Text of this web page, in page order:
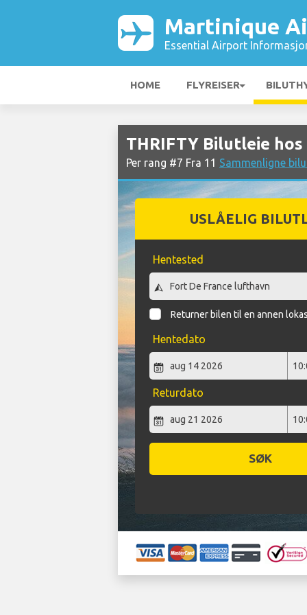
Martinique
Essential Airport
HOME FLYREISER
THRIFTY Bilutleie
Per rang #7 Fra 11 Sammenligne
USLÅELIG
Hentested
Returner bilen til en annen
Hentedato
Returdato
SØK